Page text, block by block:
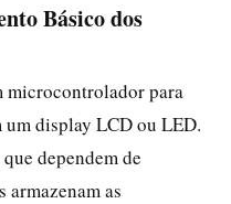
Básico dos
para
display LCD ou LED.
dependem de
armazenam as